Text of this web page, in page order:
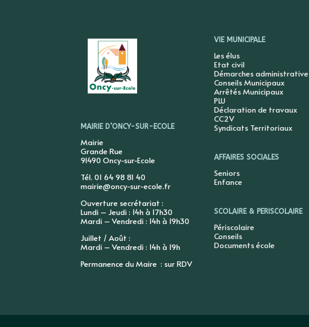
MAIRIE D’ONCY-SUR-ECOLE
Mairie
Grande Rue
91490 Oncy-sur-Ecole
Tél. 01 64 98 81 40
mairie@oncy-sur-ecole.fr
Ouverture secrétariat :
Lundi – Jeudi : 14h à 17h30
Mardi – Vendredi : 14h à 19h30
Juillet / Août :
Mardi – Vendredi : 14h à 19h
Permanence du Maire : sur RDV
VIE MUNICIPALE
Les élus
Etat civil
Démarches
Conseils Municipaux
Arrêtés Municipaux
PLU
Déclaration de travaux
CC2V
Syndicats Territoriaux
AFFAIRES SOCIALES
Seniors
Enfance
SCOLAIRE & PERISCOLAIRE
Périscolaire
Conseils
Documents école